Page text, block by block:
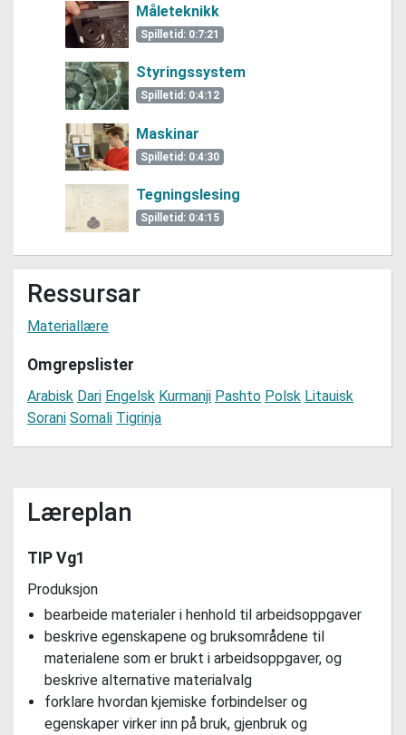
Måleteknikk
Spilletid: 0:7:21
Styringssystem
Spilletid: 0:4:12
Maskinar
Spilletid: 0:4:30
Tegningslesing
Spilletid: 0:4:15
Ressursar
Materiallære
Omgrepslister
Arabisk Dari Engelsk Kurmanji Pashto Polsk Litauisk
Sorani Somali Tigrinja
Læreplan
TIP Vg1
Produksjon
bearbeide materialer i henhold til arbeidsoppgaver
beskrive egenskapene og bruksområdene til
materialene som er brukt i arbeidsoppgaver, og
beskrive alternative materialvalg
forklare hvordan kjemiske forbindelser og
egenskaper virker inn på bruk, gjenbruk og